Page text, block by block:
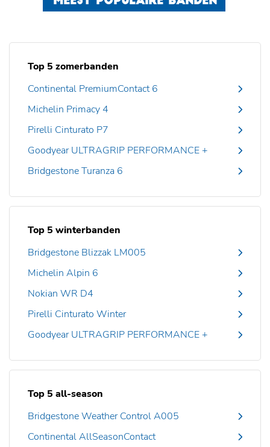
Top 5 zomerbanden
Continental PremiumContact 6
Michelin Primacy 4
Pirelli Cinturato P7
Goodyear ULTRAGRIP PERFORMANCE +
Bridgestone Turanza 6
Top 5 winterbanden
Bridgestone Blizzak LM005
Michelin Alpin 6
Nokian WR D4
Pirelli Cinturato Winter
Goodyear ULTRAGRIP PERFORMANCE +
Top 5 all-season
Bridgestone Weather Control A005
Continental AllSeasonContact